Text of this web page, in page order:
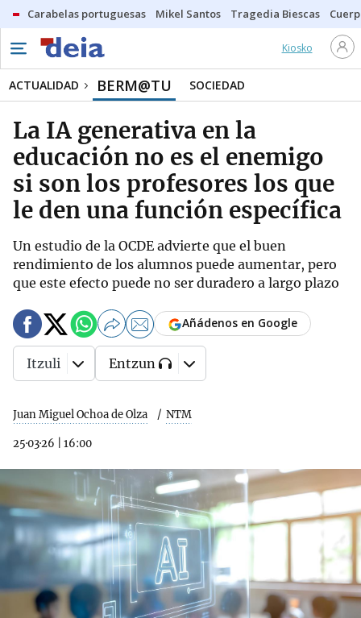
Carabelas portuguesas Mikel Santos Tragedia Biescas
Kiosko
ACTUALIDAD BERM@TU SOCIEDAD
La IA generativa en la
educación no es el enemigo
si son los profesores los que
le den una función específica
Un estudio de la OCDE advierte que el buen
rendimiento de los alumnos puede aumentar, pero
que este efecto puede no ser duradero a largo plazo
Juan Miguel Ochoa de Olza NTM
25·03·26 16:00
Añádenos en Google
Itzuli Entzun